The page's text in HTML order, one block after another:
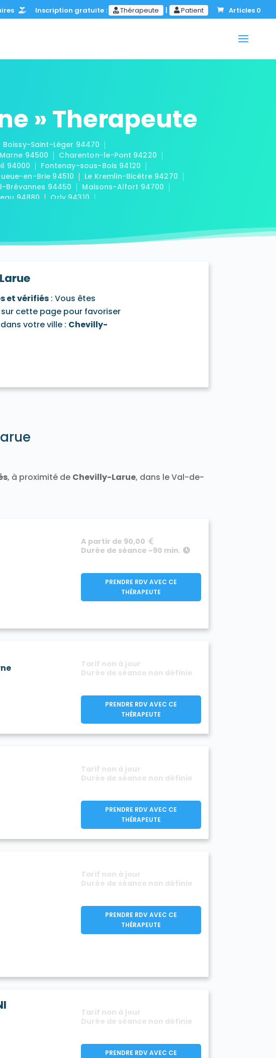
Inscription gratuite : Thérapeute | Patient Articles 0
» Therapeute
Boissy-Saint-Léger 94470
94500
Charenton-le-Pont 94220
94000
Fontenay-sous-Bois 94120
en-Brie 94510
Le Kremlin-Bicêtre 94270
Brévannes 94450
Maisons-Alfort 94700
94880
Orly 94310
et vérifiés : Vous êtes
cette page pour favoriser
votre ville : Chevilly-
, à proximité de Chevilly-Larue, dans le Val-de-
A partir de 90,00
Durée de séance ~90 min.
PRENDRE RDV AVEC CE
THÉRAPEUTE
Tarif non à jour
Durée de séance non définie
PRENDRE RDV AVEC CE
THÉRAPEUTE
Tarif non à jour
Durée de séance non définie
PRENDRE RDV AVEC CE
THÉRAPEUTE
Tarif non à jour
Durée de séance non définie
PRENDRE RDV AVEC CE
THÉRAPEUTE
Tarif non à jour
Durée de séance non définie
PRENDRE RDV AVEC CE